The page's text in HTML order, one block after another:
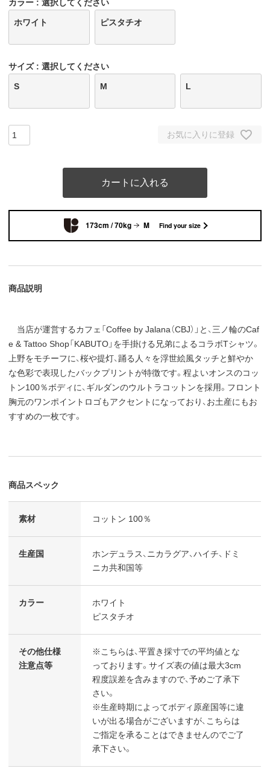
カラー 選択してください
ホワイト ピスタチオ
サイズ 選択してください
S M L
お気に入りに登録
カートに入れる
173cm / 70kg M Find your size
商品説明
当店が運営するカフェ「Coffee by Jalana（CBJ）」と、三ノ輪のCaf
e & Tattoo Shop「KABUTO」を手掛ける兄弟によるコラボTシャツ。
上野をモチーフに、桜や提灯、踊る人々を浮世絵風タッチと鮮やか
な色彩で表現したバックプリントが特徴です。程よいオンスのコッ
トン100％ボディに、ギルダンのウルトラコットンを採用。フロント
胸元のワンポイントロゴもアクセントになっており、お土産にもお
すすめの一枚です。
商品スペック
素材 コットン 100％
生産国
ホンデュラス、ニカラグア、ハイチ、ドミ
ニカ共和国等
カラー
ホワイト
ピスタチオ
その他仕様
注意点等
※こちらは、平置き採寸での平均値とな
っております。サイズ表の値は最大3cm
程度誤差を含みますので、予めご了承下
さい。
※生産時期によってボディ原産国等に違
いが出る場合がございますが、こちらは
ご指定を承ることはできませんのでご了
承下さい。